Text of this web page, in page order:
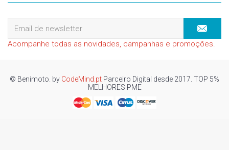
Acompanhe todas as novidades, campanhas e promoções.
© Benimoto. by CodeMind.pt Parceiro Digital desde 2017. TOP 5%
MELHORES PME